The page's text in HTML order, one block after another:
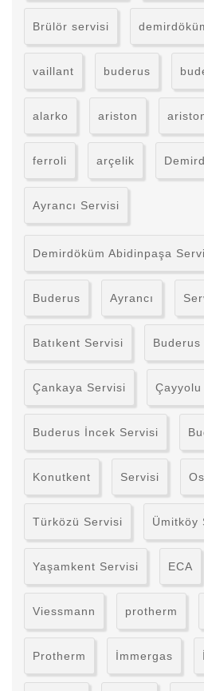
Brülör servisi
vaillant buderus
alarko ariston
ferroli arçelik
Ayrancı Servisi
Demirdöküm Abidinpaşa
Buderus Ayrancı
Batıkent Servisi Buderus
Çankaya Servisi Çayyolu
Buderus İncek Servisi
Konutkent Servisi
Türközü Servisi Ümitköy
Yaşamkent Servisi ECA
Viessmann protherm
Protherm İmmergas